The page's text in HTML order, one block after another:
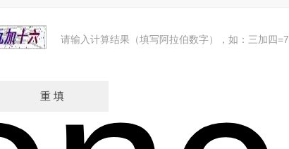
请输入计算结果（填写阿拉伯数字），如：三加四=7